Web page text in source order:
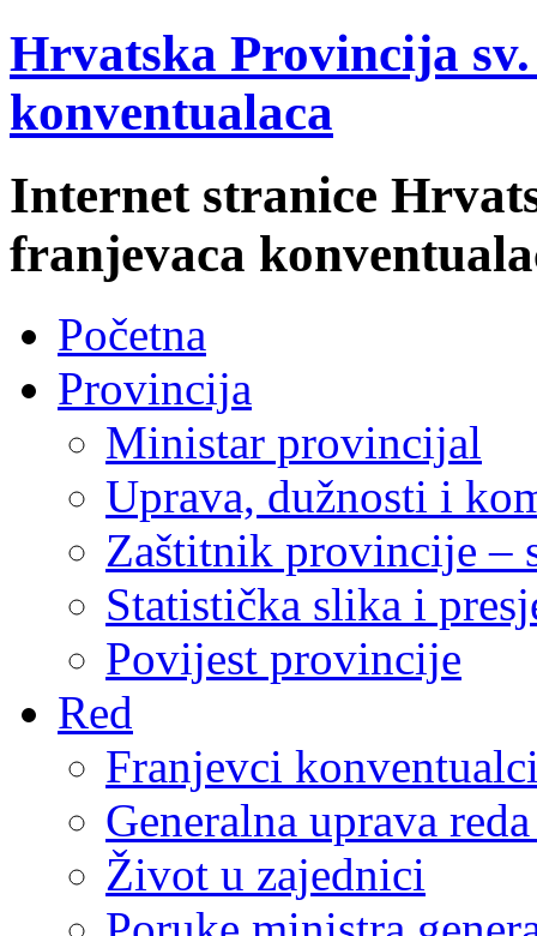
Hrvatska Provincija
konventualaca
Internet stranice
franjevaca
Početna
Provincija
Ministar provincijal
Uprava, dužnosti i
Zaštitnik provincije –
Statistička slika i
Povijest provincije
Red
Franjevci
Generalna uprava
Život u zajednici